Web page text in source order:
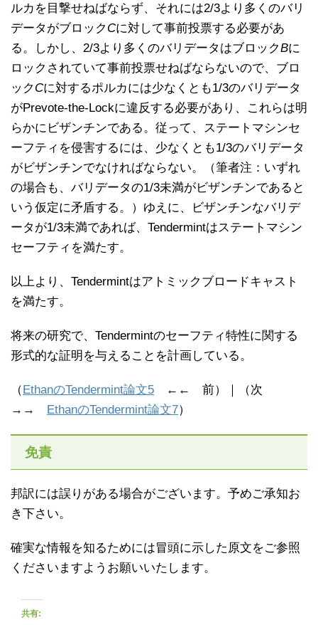
ルカを目撃せねばならず、それには2/3より多くのバリ
データがブロック Cに対して事前投票する必要があ
る。しかし、2/3より多くのバリデータはブロックBに
ロックされていて事前投票せねばならないので、ブロ
ック Cに対するポルカには少なくとも1/3のバリデータ
がPrevote-the-Lockに違反する必要があり、これらは明
らかにビザンチンである。従って、ステートマシンセ
ーフティを侵害するには、少なくとも1/3のバリデータ
がビザンチンでなければならない。（筆者注：いずれ
の場合も、バリデータの1/3未満がビザンチンであると
いう仮定に矛盾する。）ゆえに、ビザンチンなバリデ
ータが1/3未満であれば、Tendermintはステートマシン
セーフティを満たす。
以上より、Tendermintはアトミックブロードキャスト
を満たす。
将来の研究で、Tendermintのセーフティ特性に関する
形式的な証明を与えることを計画している。
（EthanのTendermint論文5 ←← 前）｜（次
→→ EthanのTendermint論文7）
免責
邦訳には誤りがある場合がございます。予めご承知お
き下さい。
確実な情報を知るためには冒頭に示した原文をご参照
くださいますようお願いいたします。
共有: